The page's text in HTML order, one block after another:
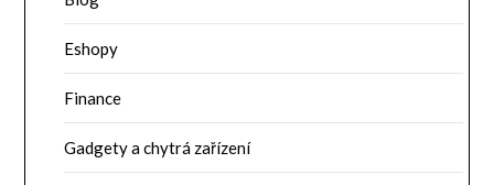
Eshopy
Finance
Gadgety a chytrá zařízení